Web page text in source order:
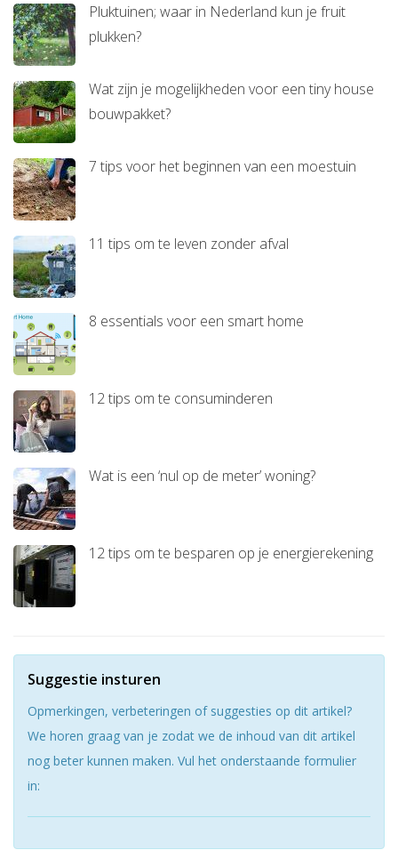
Pluktuinen; waar in Nederland kun je fruit
plukken?
Wat zijn je mogelijkheden voor een tiny house
bouwpakket?
7 tips voor het beginnen van een moestuin
11 tips om te leven zonder afval
8 essentials voor een smart home
12 tips om te consuminderen
Wat is een ‘nul op de meter’ woning?
12 tips om te besparen op je energierekening
Suggestie insturen
Opmerkingen, verbeteringen of suggesties op dit artikel?
We horen graag van je zodat we de inhoud van dit artikel
nog beter kunnen maken. Vul het onderstaande formulier
in: